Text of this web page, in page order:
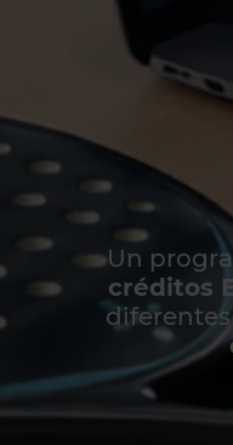
Un
créditos